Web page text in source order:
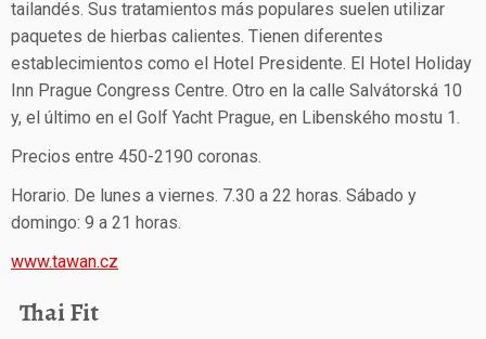
tailandés. Sus tratamientos más populares suelen utilizar
paquetes de hierbas calientes. Tienen diferentes
establecimientos como el Hotel Presidente. El Hotel Holiday
Inn Prague Congress Centre. Otro en la calle Salvátorská 10
y, el último en el Golf Yacht Prague, en Libenského mostu 1.
Precios entre 450-2190 coronas.
Horario. De lunes a viernes. 7.30 a 22 horas. Sábado y
domingo: 9 a 21 horas.
www.tawan.cz
Thai Fit